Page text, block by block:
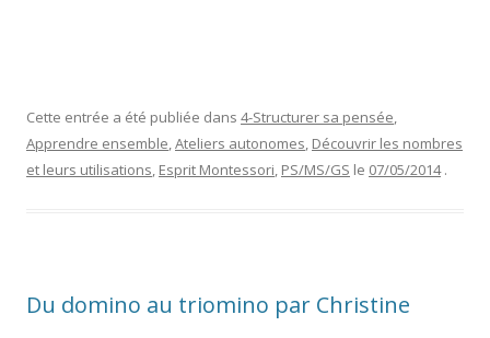
Cette entrée a été publiée dans 4-Structurer sa pensée,
Apprendre ensemble,Ateliers autonomes, Découvrir les nombres
et leurs utilisations, Esprit Montessori, PS/MS/GS le 07/05/2014 .
Du domino au triomino par Christine